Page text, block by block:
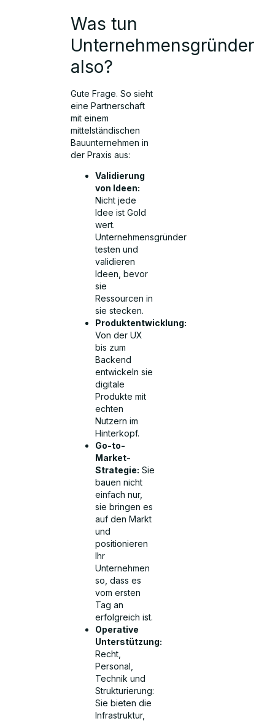
Was tun
Unternehmensgründer
also?
Gute Frage. So sieht
eine Partnerschaft
mit einem
mittelständischen
Bauunternehmen in
der Praxis aus:
Validierung
von Ideen:
Nicht jede
Idee ist Gold
wert.
Unternehmensgründer
testen und
validieren
Ideen, bevor
sie
Ressourcen in
sie stecken.
Produktentwicklung:
Von der UX
bis zum
Backend
entwickeln sie
digitale
Produkte mit
echten
Nutzern im
Hinterkopf.
Go-to-
Market-
Strategie: Sie
bauen nicht
einfach nur,
sie bringen es
auf den Markt
und
positionieren
Ihr
Unternehmen
so, dass es
vom ersten
Tag an
erfolgreich ist.
Operative
Unterstützung:
Recht,
Personal,
Technik und
Strukturierung:
Sie bieten die
Infrastruktur,